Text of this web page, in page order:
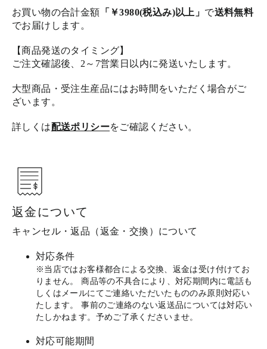
お買い物の合計金額 「￥3980(税込み)以上」 で送料無料
でお届けします。
【商品発送のタイミング】
ご注文確認後、2～7営業日以内に発送いたします。
大型商品・受注生産品にはお時間をいただく場合がご
ざいます。
詳しくは配送ポリシーをご確認ください。
返金について
キャンセル・返品（返金・交換）について
対応条件
※当店ではお客様都合による交換、返金は受け付けてお
りません。 商品等の不具合により、対応期間内に電話も
しくはメールにてご連絡いただいたもののみ原則対応い
たします。 事前のご連絡のない返送品については対応い
たしかねます。予めご了承くださいませ。
対応可能期間